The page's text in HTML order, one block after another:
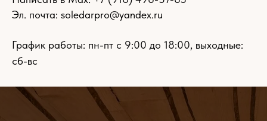
Эл. почта: soledarpro@yandex.ru
График работы: пн-пт с 9:00 до 18:00, выходные:
сб-вс